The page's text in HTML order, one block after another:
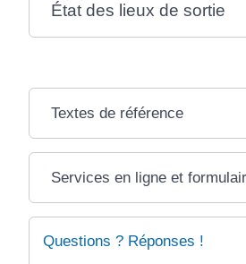
État des lieux de sortie
Textes de référence
Services en ligne et
Questions ? Réponses !